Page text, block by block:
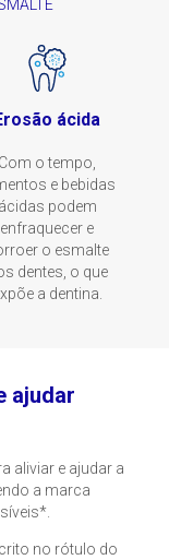
ácida
Com o tempo,
e bebidas
ácidas podem
enfraquecer e
o esmalte
dentes, o que
a dentina.
ajudar
aliviar e ajudar a
a marca
no rótulo do